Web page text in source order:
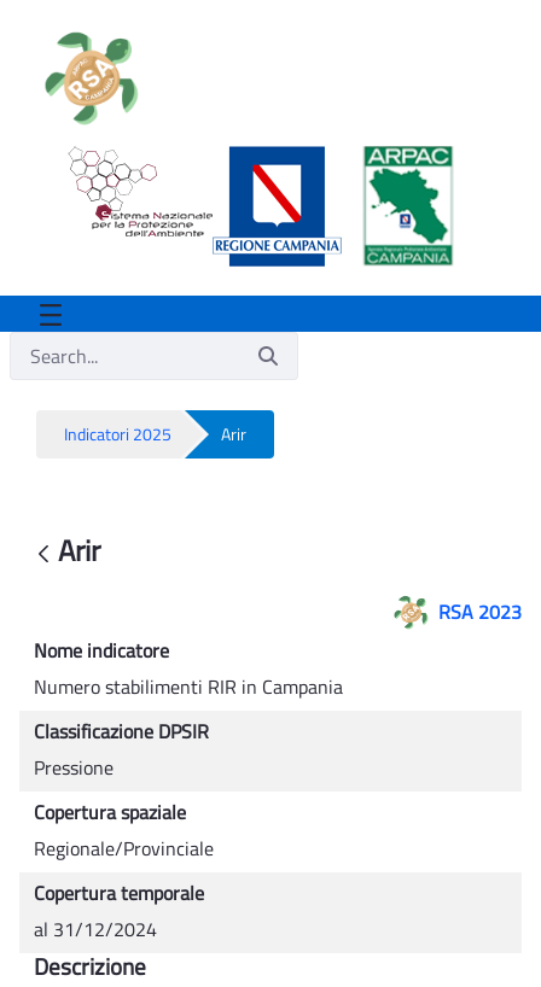
Indicatori 2025 Arir
Arir
RSA 2023
Nome indicatore
Numero stabilimenti RIR in Campania
Classificazione DPSIR
Pressione
Copertura spaziale
Regionale/Provinciale
Copertura temporale
al 31/12/2024
Descrizione